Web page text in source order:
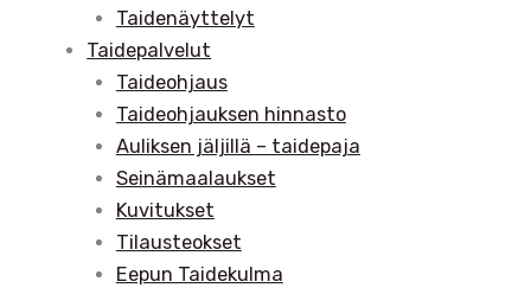
Taidenäyttelyt
Taidepalvelut
Taideohjaus
Taideohjauksen hinnasto
Auliksen jäljillä – taidepaja
Seinämaalaukset
Kuvitukset
Tilausteokset
Eepun Taidekulma